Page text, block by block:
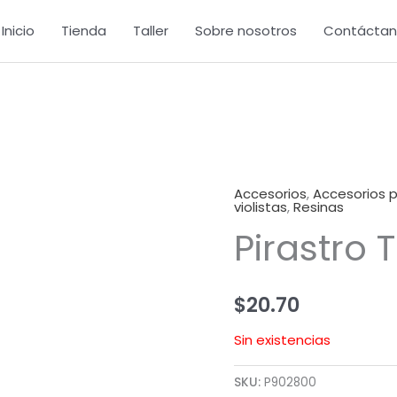
Inicio Tienda Taller Sobre nosotros
Accesorios,Accesorios
violistas,Resinas
Pirastro
$20.70
Sin existencias
SKU: P902800